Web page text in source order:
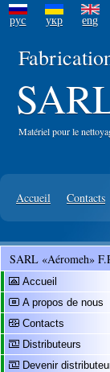
рус укр eng
Matériel pour le
Accueil Contacts
SARL «Aéromeh»
Accueil
A propos de nous
Contacts
Distributeurs
Devenir